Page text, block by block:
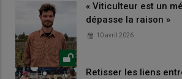
« Viticulteur est un
dépasse la raison »
10 avril 2026
Retisser les liens